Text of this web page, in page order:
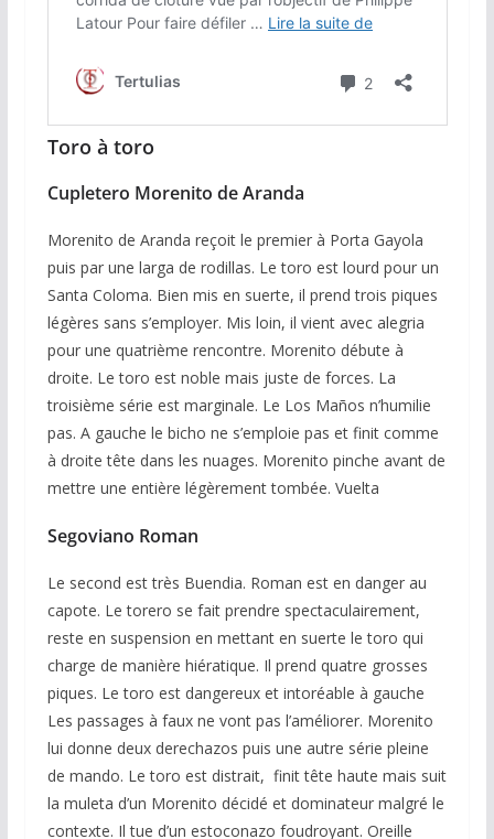
Toro à toro
Cupletero Morenito de Aranda
Morenito de Aranda reçoit le premier à Porta Gayola
puis par une larga de rodillas. Le toro est lourd pour un
Santa Coloma. Bien mis en suerte, il prend trois piques
légères sans s’employer. Mis loin, il vient avec alegria
pour une quatrième rencontre. Morenito débute à
droite. Le toro est noble mais juste de forces. La
troisième série est marginale. Le Los Maños n’humilie
pas. A gauche le bicho ne s’emploie pas et finit comme
à droite tête dans les nuages. Morenito pinche avant de
mettre une entière légèrement tombée. Vuelta
Segoviano Roman
Le second est très Buendia. Roman est en danger au
capote. Le torero se fait prendre spectaculairement,
reste en suspension en mettant en suerte le toro qui
charge de manière hiératique. Il prend quatre grosses
piques. Le toro est dangereux et intoréable à gauche
Les passages à faux ne vont pas l’améliorer. Morenito
lui donne deux derechazos puis une autre série pleine
de mando. Le toro est distrait, finit tête haute mais suit
la muleta d’un Morenito décidé et dominateur malgré le
contexte. Il tue d’un estoconazo foudroyant. Oreille